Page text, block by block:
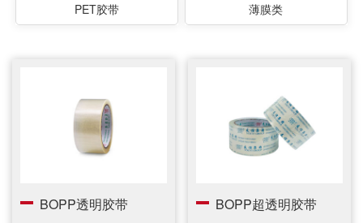
PET胶带 薄膜类
BOPP透明胶带 BOPP超透明胶带